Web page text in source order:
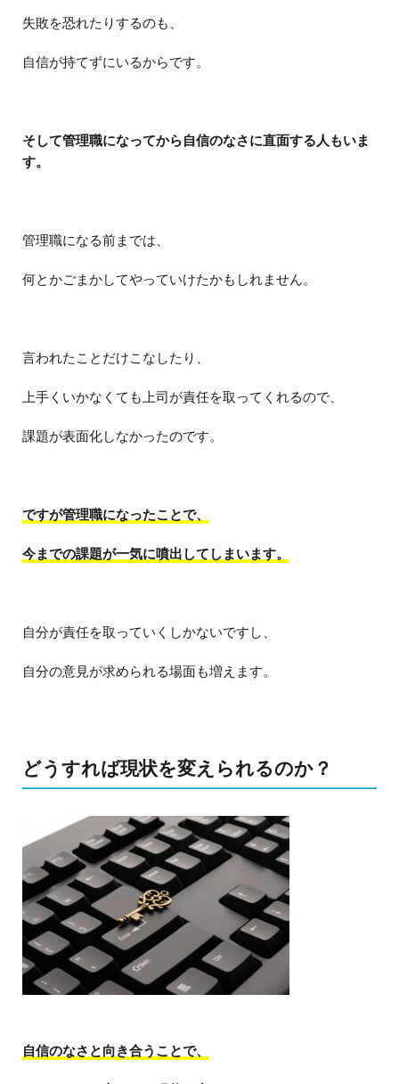
失敗を恐れたりするのも、
自信が持てずにいるからです。
そして管理職になってから自信のなさに直面する人もいま
す。
管理職になる前までは、
何とかごまかしてやっていけたかもしれません。
言われたことだけこなしたり、
上手くいかなくても上司が責任を取ってくれるので、
課題が表面化しなかったのです。
ですが管理職になったことで、
今までの課題が一気に噴出してしまいます。
自分が責任を取っていくしかないですし、
自分の意見が求められる場面も増えます。
どうすれば現状を変えられるのか？
自信のなさと向き合うことで、